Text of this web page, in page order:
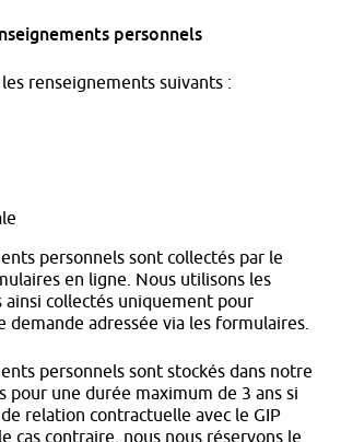
personnels
renseignements suivants :
personnels sont collectés par le
en ligne. Nous utilisons les
ainsi collectés uniquement pour
demande adressée via les formulaires.
personnels sont stockés dans notre
pour une durée maximum de 3 ans si
de relation contractuelle avec le GIP
cas contraire, nous nous réservons le